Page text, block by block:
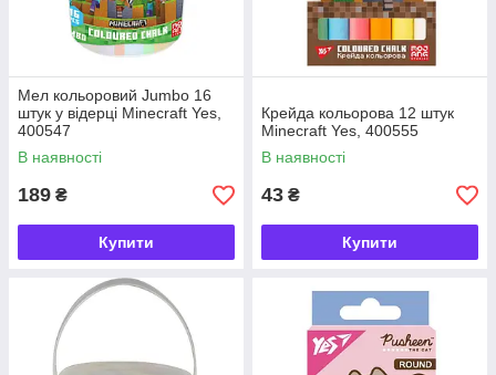
Мел кольоровий Jumbo 16
штук у відерці Minecraft Yes,
400547
В наявності
189 ₴
Купити
Крейда кольорова 12 штук
Minecraft Yes, 400555
В наявності
43 ₴
Купити